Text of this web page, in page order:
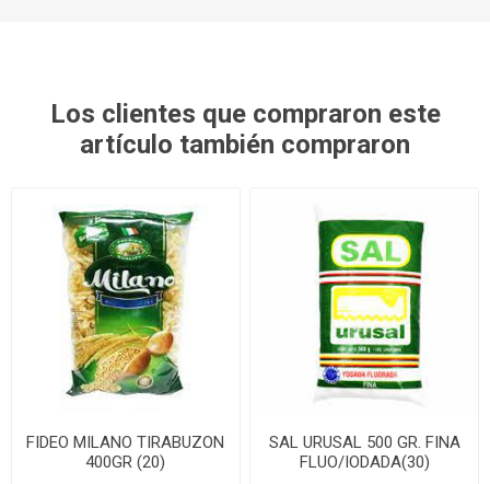
Los clientes que compraron este
artículo también compraron
FIDEO MILANO TIRABUZON
400GR (20)
SAL URUSAL 500 GR. FINA
FLUO/IODADA(30)